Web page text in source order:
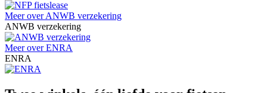
Meer over ANWB verzekering
ANWB verzekering
Meer over ENRA
ENRA